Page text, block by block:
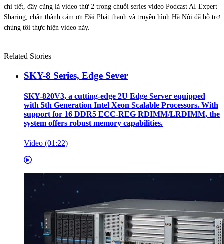
chi tiết, đây cũng là video thứ 2 trong chuỗi series video Podcast AI Expert
Sharing, chân thành cảm ơn Đài Phát thanh và truyền hình Hà Nội đã hỗ trợ
chúng tôi thực hiện video này.
Related Stories
SKY-8 Series, Edge Sever
SKY-820V3, a cutting-edge 2U Edge Server equipped
with 5th Generation Intel Xeon Scalable Processors. With
support for 16 DDR5 ECC-REG RDIMM/LRDIMM, the
system offers robust memory capabilities.
Video (01:22)